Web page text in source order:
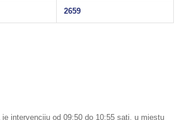
2659
intervenciju od 09:50 do 10:55 sati, u mjestu